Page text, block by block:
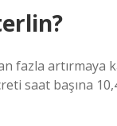
fazla artırmaya
saat başına